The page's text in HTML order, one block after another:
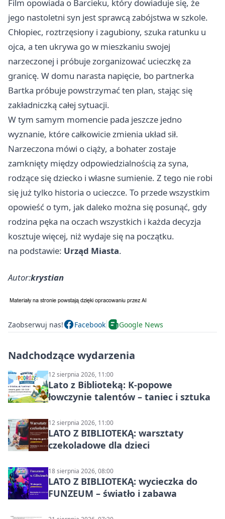
Film opowiada o Barcieku, który dowiaduje się, że
jego nastoletni syn jest sprawcą zabójstwa w szkole.
Chłopiec, roztrzęsiony i zagubiony, szuka ratunku u
ojca, a ten ukrywa go w mieszkaniu swojej
narzeczonej i próbuje zorganizować ucieczkę za
granicę. W domu narasta napięcie, bo partnerka
Bartka próbuje powstrzymać ten plan, stając się
zakładniczką całej sytuacji.
W tym samym momencie pada jeszcze jedno
wyznanie, które całkowicie zmienia układ sił.
Narzeczona mówi o ciąży, a bohater zostaje
zamknięty między odpowiedzialnością za syna,
rodzące się dziecko i własne sumienie. Z tego nie robi
się już tylko historia o ucieczce. To przede wszystkim
opowieść o tym, jak daleko można się posunąć, gdy
rodzina pęka na oczach wszystkich i każda decyzja
kosztuje więcej, niż wydaje się na początku.
na podstawie: Urząd Miasta.
Autor:krystian
Zaobserwuj nas! Facebook Google News
Nadchodzące wydarzenia
12 sierpnia 2026, 11:00
Lato z Biblioteką: K-popowe
łowczynie talentów – taniec i sztuka
12 sierpnia 2026, 11:00
LATO Z BIBLIOTEKĄ: warsztaty
czekoladowe dla dzieci
18 sierpnia 2026, 08:00
LATO Z BIBLIOTEKĄ: wycieczka do
FUNZEUM – światło i zabawa